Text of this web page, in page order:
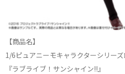
【商品名】
1/6ピュアニーモキャラクターシリー
『ラブライブ！サンシャイン!!』